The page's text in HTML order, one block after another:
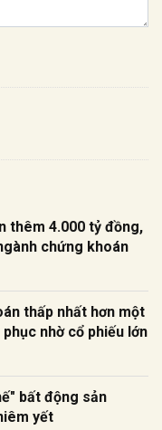
thêm 4.000 tỷ đồng,
chứng khoán
thấp nhất hơn một
nhờ cổ phiếu lớn
bất động sản
yết